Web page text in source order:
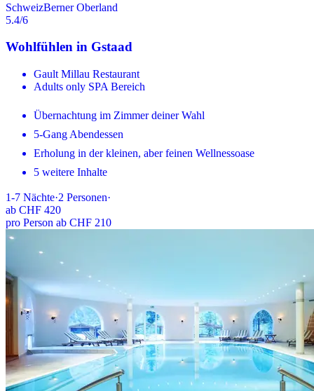
SchweizBerner Oberland
5.4/6
Wohlfühlen in Gstaad
Gault Millau Restaurant
Adults only SPA Bereich
Übernachtung im Zimmer deiner Wahl
5-Gang Abendessen
Erholung in der kleinen, aber feinen Wellnessoase
5 weitere Inhalte
1-7 Nächte·2 Personen·
ab CHF 420
pro Person ab CHF 210